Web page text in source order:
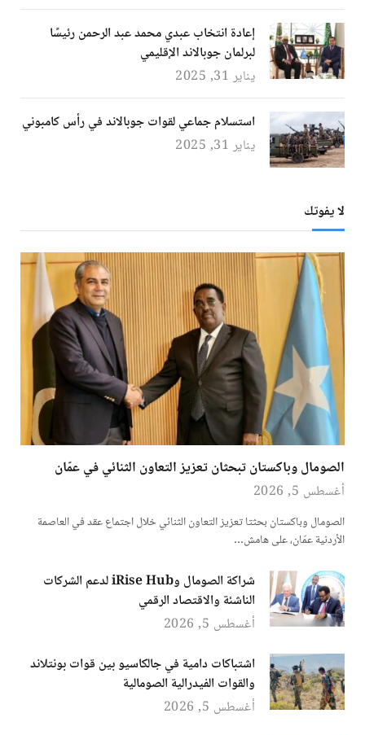
إعادة انتخاب عبدي محمد عبد الرحمن رئيسًا
لبرلمان جوبالاند الإقليمي
يناير 31, 2025
استسلام جماعي لقوات جوبالاند في رأس كامبوني
يناير 31, 2025
لا يفوتك
الصومال وباكستان تبحثان تعزيز التعاون الثنائي في عمّان
أغسطس 5, 2026
الصومال وباكستان بحثتا تعزيز التعاون الثنائي خلال اجتماع عقد في العاصمة
الأردنية عمّان، على هامش…
شراكة الصومال وiRise Hub لدعم الشركات
الناشئة والاقتصاد الرقمي
أغسطس 5, 2026
اشتباكات دامية في جالكاسيو بين قوات بونتلاند
والقوات الفيدرالية الصومالية
أغسطس 5, 2026